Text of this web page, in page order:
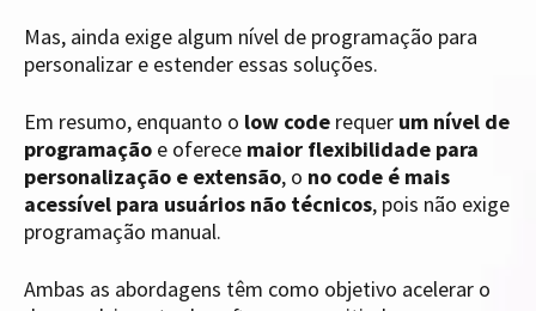
Mas, ainda exige algum nível de programação para
personalizar e estender essas soluções.
Em resumo, enquanto o low code requer um nível de
programação e oferece maior flexibilidade para
personalização e extensão, o no code é mais
acessível para usuários não técnicos, pois não exige
programação manual.
Ambas as abordagens têm como objetivo acelerar o